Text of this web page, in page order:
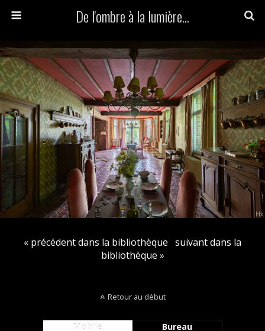
De l'ombre à la lumière...
« précédent dans la bibliothèque suivant dans la
bibliothèque »
Retour au début
Mobile Bureau